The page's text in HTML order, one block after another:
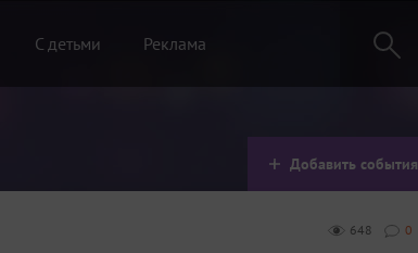
С детьми Реклама
Добавить события
0
648